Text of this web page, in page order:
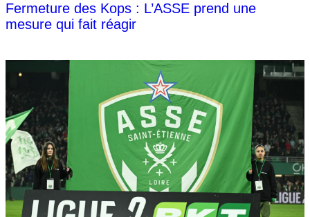
Fermeture des Kops : L’ASSE prend une
mesure qui fait réagir